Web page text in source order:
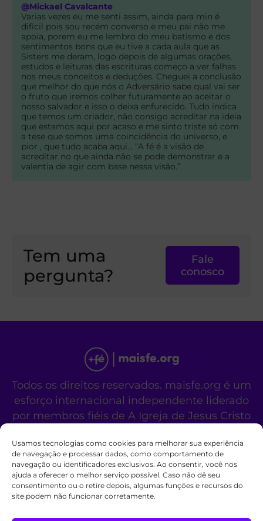
Usamos tecnologias como cookies para melhorar sua experiência
de navegação e processar dados, como comportamento de
navegação ou identificadores exclusivos. Ao consentir, você nos
ajuda a oferecer o melhor serviço possível. Caso não dê seu
consentimento ou o retire depois, algumas funções e recursos do
site podem não funcionar corretamente.
@Mickael Cavalcante
Varias vezes eu me senti assim, ainda para min é
difícil pois sou recém converso e meu pai não me
apoia, porem eu me lembro do meu batismo e dos
sentimentos bons que eu tive a cada aula que as
Sisters me deram, logo depois de algumas orações,
estudos e leituras das escrituras começo a ver falhas
nos meus conceitos e deduções. Cheguei a conclusão
que melhor do que nós o Adversário sabe qual vai ser
o fruto que iremos colher futuramente ao aceitar o
nosso salvador e isso o deixa enfurecido. Tudo indica
que temos um criador, não consigo acreditar na ideia
que estamos aqui por acaso e me sinto triste só com
a tese que somos uma coincidência do universo, e
pior , que tudo acaba aqui... “A fé é a visão de
acreditar no que ainda não se pode demonstrar e a
valentia de agir com base nessa visão.”
Tem uma
pergunta?
Fale
conosco
Todos os direitos reservados. maisfe.org é um
esforço internacional independente liderado
por membros fiéis de A Igreja de Jesus Cristo
Este site não é um site oficial da organização
religiosa mencionada acima.
Fale Conosco Políticas de Cookies